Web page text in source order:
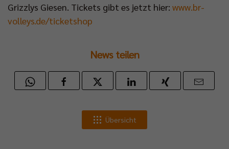
Grizzlys Giesen. Tickets gibt es jetzt hier: www.br-
volleys.de/ticketshop
News teilen
Übersicht